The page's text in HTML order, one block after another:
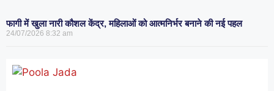
फागी में खुला नारी कौशल केंद्र, महिलाओं को आत्मनिर्भर बनाने की नई पहल
24/07/2026 8:32 am